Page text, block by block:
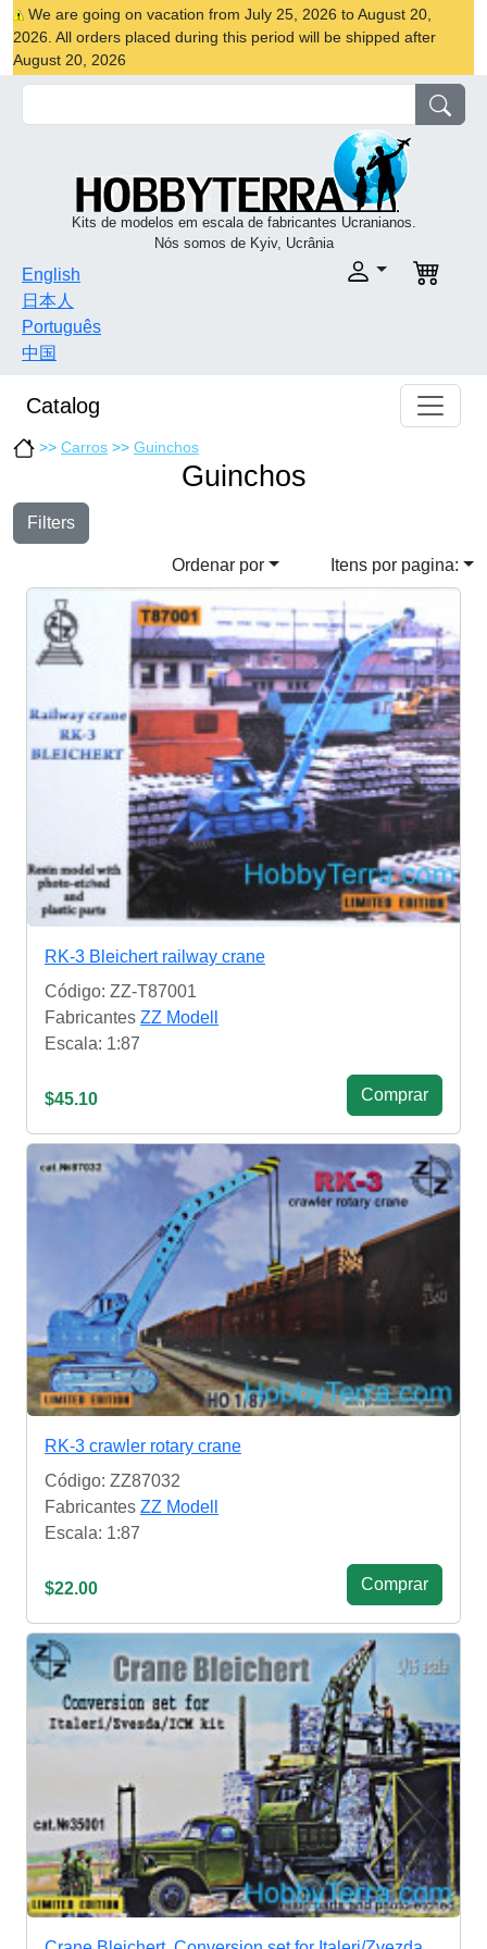
We are going on vacation from July 25, 2026 to August 20,
2026. All orders placed during this period will be shipped after
August 20, 2026
Kits de modelos em escala de fabricantes Ucranianos.
Nós somos de Kyiv, Ucrânia
English
日本人
Português
中国
Catalog
>> Carros >> Guinchos
Guinchos
Filters
Ordenar por Itens por pagina:
RK-3 Bleichert railway crane
Código: ZZ-T87001
Fabricantes ZZ Modell
Escala: 1:87
$45.10 Сomprar
RK-3 crawler rotary crane
Código: ZZ87032
Fabricantes ZZ Modell
Escala: 1:87
$22.00 Сomprar